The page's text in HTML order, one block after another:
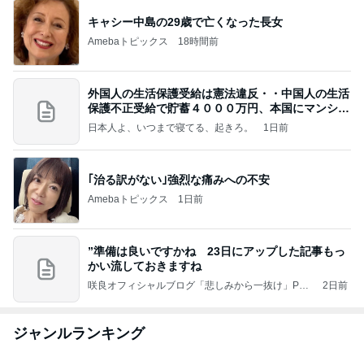
キャシー中島の29歳で亡くなった長女
Amebaトピックス 18時間前
外国人の生活保護受給は憲法違反・・中国人の生活
保護不正受給で貯蓄４０００万円、本国にマンショ
ンを
日本人よ、いつまで寝てる、起きろ。 1日前
｢治る訳がない｣強烈な痛みへの不安
Amebaトピックス 1日前
”準備は良いですかね 23日にアップした記事もっ
かい流しておきますね
咲良オフィシャルブログ「悲しみから一抜け」Pow
2日前
ジャンルランキング